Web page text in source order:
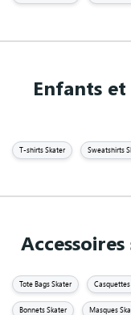
Enfants
T-shirts Skater Sweatshirts
Tote Bags Skater
Bonnets Skater Masques